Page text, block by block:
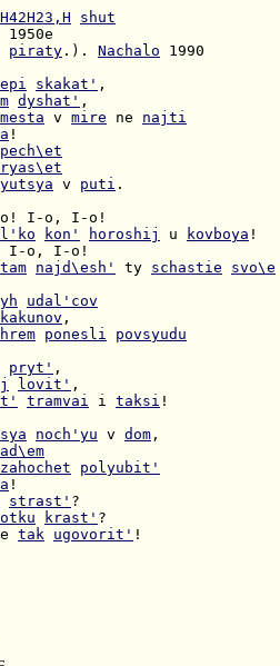
H42H23,H
shut
piraty .). Nachalo 1990
skakat'
dyshat'
mesta v mire ne najti
pech\et
v puti .
kon' horoshij u kovboya
tam najd\esh' ty schastie
svo\e
udal'cov
ponesli
povsyudu
pryt'
lovit'
tramvai i taksi !
noch'yu v dom
zahochet
polyubit'
strast'
krast'
tak ugovorit' !